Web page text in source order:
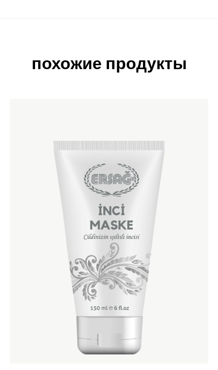
похожие продукты